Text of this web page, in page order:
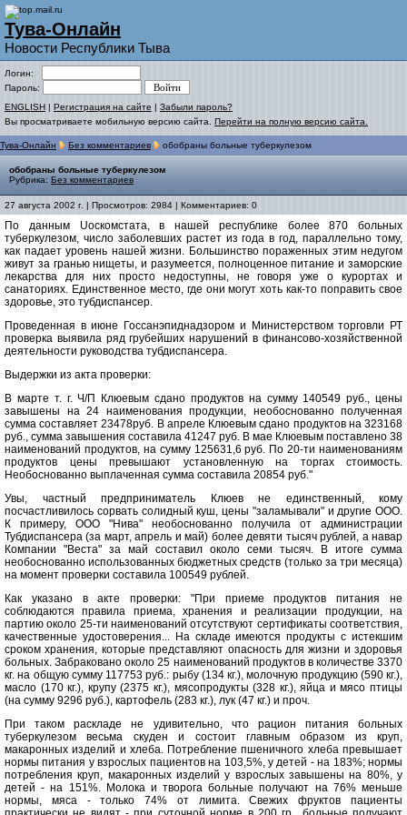
Тува-Онлайн
Новости Республики Тыва
Логин:
Пароль:
ENGLISH | Регистрация на сайте | Забыли пароль?
Вы просматриваете мобильную версию сайта. Перейти на полную версию сайта.
Тува-Онлайн Без комментариев обобраны больные туберкулезом
обобраны больные туберкулезом
Рубрика: Без комментариев
27 августа 2002 г. | Просмотров: 2984 | Комментариев: 0
По данным Uоскомстата, в нашей республике более 870 больных
туберкулезом, число заболевших растет из года в год, параллельно тому,
как падает уровень нашей жизни. Большинство пораженных этим недугом
живут за гранью нищеты, и разумеется, полноценное питание и заморские
лекарства для них просто недоступны, не говоря уже о курортах и
санаториях. Единственное место, где они могут хоть как-то поправить свое
здоровье, это тубдиспансер.
Проведенная в июне Госсанэпиднадзором и Министерством торговли РТ
проверка выявила ряд грубейших нарушений в финансово-хозяйственной
деятельности руководства тубдиспансера.
Выдержки из акта проверки:
В марте т. г. Ч/П Клюевым сдано продуктов на сумму 140549 руб., цены
завышены на 24 наименования продукции, необоснованно полученная
сумма составляет 23478руб. В апреле Клюевым сдано продуктов на 323168
руб., сумма завышения составила 41247 руб. В мае Клюевым поставлено 38
наименований продуктов, на сумму 125631,6 руб. По 20-ти наименованиям
продуктов цены превышают установленную на торгах стоимость.
Необоснованно выплаченная сумма составила 20854 руб."
Увы, частный предприниматель Клюев не единственный, кому
посчастливилось сорвать солидный куш, цены "заламывали" и другие ООО.
К примеру, ООО "Нива" необоснованно получила от администрации
Тубдиспансера (за март, апрель и май) более девяти тысяч рублей, а навар
Компании "Веста" за май составил около семи тысяч. В итоге сумма
необоснованно использованных бюджетных средств (только за три месяца)
на момент проверки составила 100549 рублей.
Как указано в акте проверки: "При приеме продуктов питания не
соблюдаются правила приема, хранения и реализации продукции, на
партию около 25-ти наименований отсутствуют сертификаты соответствия,
качественные удостоверения... На складе имеются продукты с истекшим
сроком хранения, которые представляют опасность для жизни и здоровья
больных. Забраковано около 25 наименований продуктов в количестве 3370
кг. на общую сумму 117753 руб.: рыбу (134 кг.), молочную продукцию (590 кг.),
масло (170 кг.), крупу (2375 кг.), мясопродукты (328 кг.), яйца и мясо птицы
(на сумму 9296 руб.), картофель (283 кг.), лук (47 кг.) и проч.
При таком раскладе не удивительно, что рацион питания больных
туберкулезом весьма скуден и состоит главным образом из круп,
макаронных изделий и хлеба. Потребление пшеничного хлеба превышает
нормы питания у взрослых пациентов на 103,5%, у детей - на 183%; нормы
потребления круп, макаронных изделий у взрослых завышены на 80%, у
детей - на 151%. Молока и творога больные получают на 76% меньше
нормы, мяса - только 74% от лимита. Свежих фруктов пациенты